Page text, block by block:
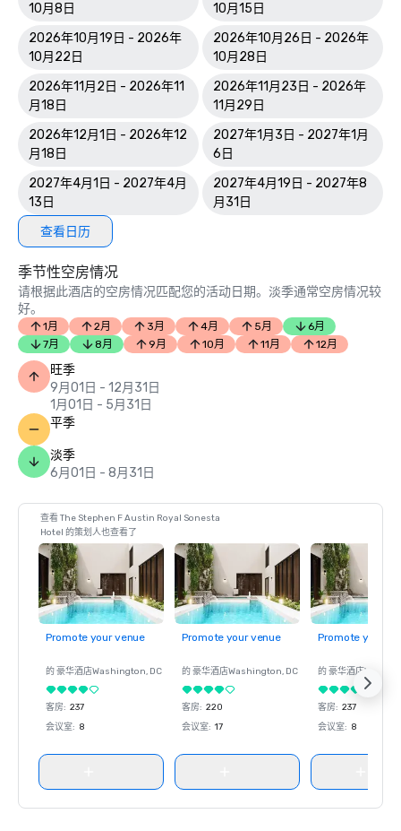
10月8日
10月15日
2026年10月19日 - 2026年
10月22日
2026年10月26日 - 2026年
10月28日
2026年11月2日 - 2026年11
月18日
2026年11月23日 - 2026年
11月29日
2026年12月1日 - 2026年12
月18日
2027年1月3日 - 2027年1月
6日
2027年4月1日 - 2027年4月
13日
2027年4月19日 - 2027年8
月31日
查看日历
季节性空房情况
请根据此酒店的空房情况匹配您的活动日期。淡季通常空房情况较
好。
1月 2月 3月 4月 5月
6月
7月
8月 9月 10月 11月 12月
旺季
9月01日 - 12月31日
1月01日 - 5月31日
平季
淡季
6月01日 - 8月31日
查看 The Stephen F Austin Royal Sonesta
Hotel 的策划人也查看了
Promote your venue
的 豪华酒店Washington, DC
客房: 237
会议室: 8
Promote your venue
的 豪华酒店Washington, DC
客房: 220
会议室: 17
Promote your
的 豪华酒店
客房: 237
会议室: 8